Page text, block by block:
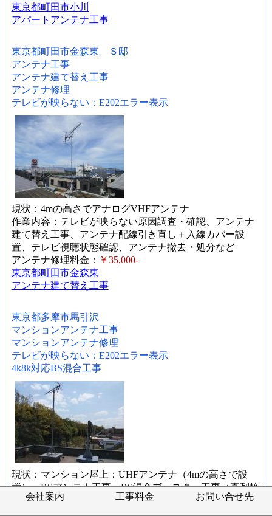
会社案内 工事料金 お問い合せ先
東京都町田市小川
アパートアンテナ工事
東京都町田市金森東 Ｓ邸
アンテナ工事
アンテナ建て替え工事
アンテナ修理
テレビが映らない：E202エラー表示
現状：4mの高さでアナログVHFアンテナ
作業内容：テレビが映らない原因調査・確認、アンテナ
建て替え工事、アンテナ配線引き直し＋入線カバー設
置、テレビ視聴状態確認、アンテナ撤去・処分など
アンテナ修理料金：
￥35,000-
東京都町田市金森東
アンテナ建て替え工事
東京都多摩市馬引沢
マンションアンテナ工事
マンションアンテナ修理
テレビが映らない：E202エラー表示
4k8k対応BS混合工事
現状：マンション屋上：UHFアンテナ（4mの高さで設
置）、BSアンテナ工事、BS混合ブースター工事（直列接
続）
作業内容：アンテナ点検、電波受信状況確認、4k8k対応